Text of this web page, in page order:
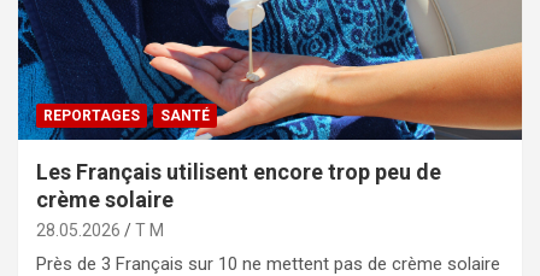
REPORTAGES SANTÉ
Les Français utilisent encore trop peu de
crème solaire
28.05.2026 T M
Près de 3 Français sur 10 ne mettent pas de crème solaire